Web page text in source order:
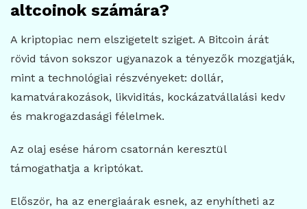
altcoinok számára?
A kriptopiac nem elszigetelt sziget. A Bitcoin árát
rövid távon sokszor ugyanazok a tényezők mozgatják,
mint a technológiai részvényeket: dollár,
kamatvárakozások, likviditás, kockázatvállalási kedv
és makrogazdasági félelmek.
Az olaj esése három csatornán keresztül
támogathatja a kriptókat.
Először, ha az energiaárak esnek, az enyhítheti az